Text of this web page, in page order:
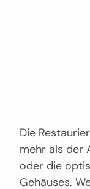
Die
mehr als der
oder die
Gehäuses.